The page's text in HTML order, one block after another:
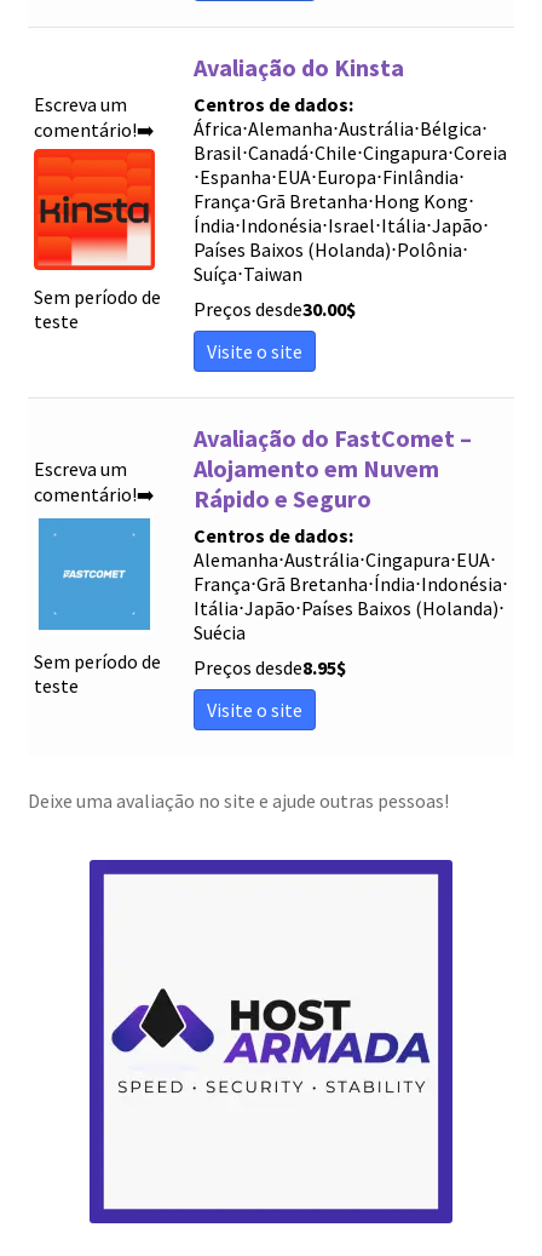
Escreva um
comentário!➡️
Sem período de
teste
Avaliação do Kinsta
Centros de dados:
África⋅Alemanha⋅Austrália⋅Bélgica⋅
Brasil⋅Canadá⋅Chile⋅Cingapura⋅Coreia
⋅Espanha⋅EUA⋅Europa⋅Finlândia⋅
França⋅Grã Bretanha⋅Hong Kong⋅
Índia⋅Indonésia⋅Israel⋅Itália⋅Japão⋅
Países Baixos (Holanda)⋅Polônia⋅
Suíça⋅Taiwan
Preços desde30.00$
Visite o site
Escreva um
comentário!➡️
Sem período de
teste
Avaliação do FastComet –
Alojamento em Nuvem
Rápido e Seguro
Centros de dados:
Alemanha⋅Austrália⋅Cingapura⋅EUA⋅
França⋅Grã Bretanha⋅Índia⋅Indonésia⋅
Itália⋅Japão⋅Países Baixos (Holanda)⋅
Suécia
Preços desde8.95$
Visite o site
Deixe uma avaliação no site e ajude outras pessoas!